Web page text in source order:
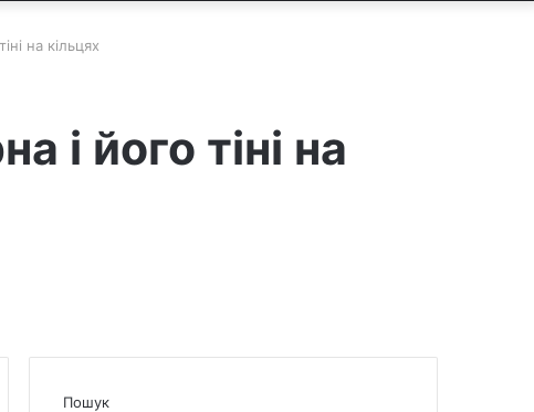
на кільцях
і його тіні на
Пошук